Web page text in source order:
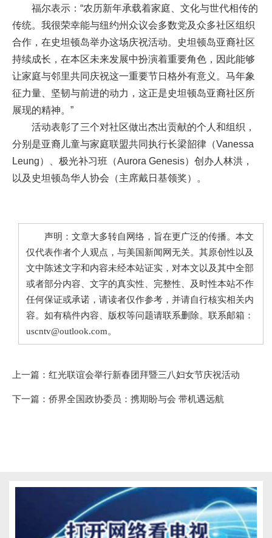
福尔表示：“农历新年承载着家庭、文化与世代相传的
传统。我很荣幸能与纽约州众议会多数党及众多社区组织
合作，在史坦顿岛举办这场庆祝活动。史坦顿岛亚裔社区
持续成长，在本区未来发展中扮演着重要角色，因此能够
让家庭与邻里共同庆祝这一重要节日格外有意义。马年象
征力量、坚韧与前进的动力，这正是史坦顿岛亚裔社区所
展现的精神。”
活动表彰了三个对社区做出杰出贡献的个人和组织，
分别是亚裔儿童与家庭联盟共同执行长梁韶律（Vanessa
Leung）、极光补习班（Aurora Genesis）创办人林洪，
以及史坦顿岛华人协会（主席戴日基领奖）。
声明：文章大多转自网络，旨在更广泛的传播。本文
仅代表作者个人观点，与美国新闻网无关。其原创性以及
文中陈述文字和内容未经本站证实，对本文以及其中全部
或者部分内容、文字的真实性、完整性、及时性本站不作
任何保证或承诺，请读者仅作参考，并请自行核实相关内
容。如有稿件内容、版权等问题请联系删除。联系邮箱：
uscntv@outlook.com。
上一篇： 红光联谊会举行新春团拜暨三八妇女节庆祝活动
下一篇： 侨界全国政协委员：携期盼与会 带机遇远航